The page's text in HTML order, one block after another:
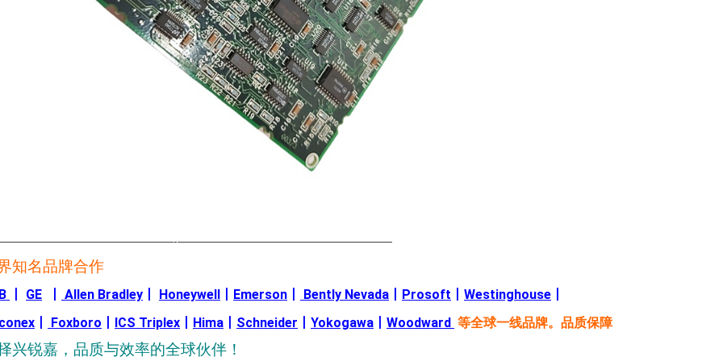
———————————————————
知名品牌合作
GE Allen Bradley Honeywell Emerson Bently Nevada Prosoft Westinghouse
Foxboro ICS Triplex Hima Schneider Yokogawa Woodward 等全球一线品牌。品质保障
兴锐嘉，品质与效率的全球伙伴！